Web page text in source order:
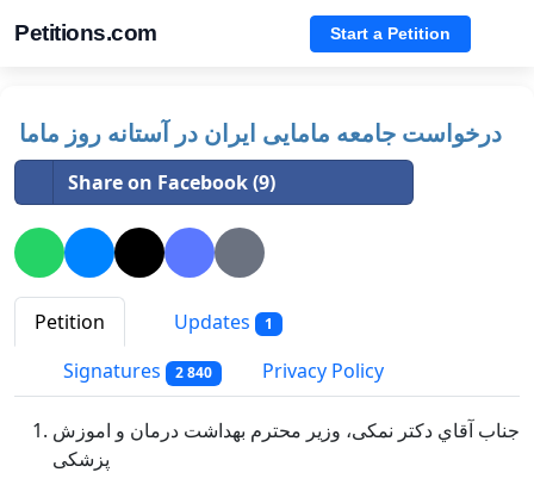
Petitions.com Start a Petition
درخواست جامعه مامایی ایران در آستانه روز ماما
Share on Facebook (9)
Petition Updates 1
Signatures 2 840 Privacy Policy
جناب آقاي دکتر نمکی، وزیر محترم بهداشت درمان و اموزش
پزشکی